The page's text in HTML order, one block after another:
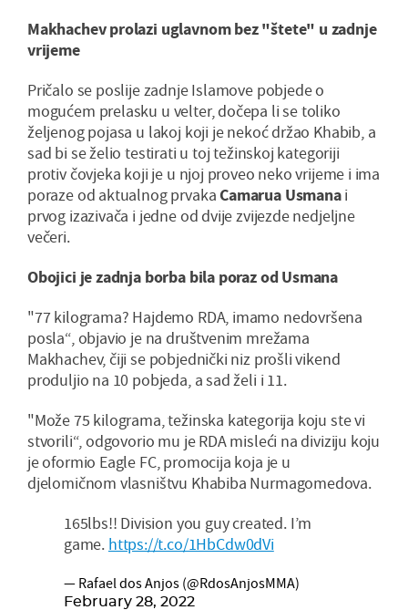
Makhachev prolazi uglavnom bez "štete" u zadnje
vrijeme
Pričalo se poslije zadnje Islamove pobjede o
mogućem prelasku u velter, dočepa li se toliko
željenog pojasa u lakoj koji je nekoć držao Khabib, a
sad bi se želio testirati u toj težinskoj kategoriji
protiv čovjeka koji je u njoj proveo neko vrijeme i ima
poraze od aktualnog prvakaCamarua Usmanai
prvog izazivača i jedne od dvije zvijezde nedjeljne
večeri.
Obojici je zadnja borba bila poraz od Usmana
"77 kilograma? Hajdemo RDA, imamo nedovršena
posla“, objavio je na društvenim mrežama
Makhachev, čiji se pobjednički niz prošli vikend
produljio na 10 pobjeda, a sad želi i 11.
"Može 75 kilograma, težinska kategorija koju ste vi
stvorili“, odgovorio mu je RDA misleći na diviziju koju
je oformio Eagle FC, promocija koja je u
djelomičnom vlasništvu Khabiba Nurmagomedova.
165lbs!! Division you guy created. I’m
game. https://t.co/1HbCdw0dVi
— Rafael dos Anjos (@RdosAnjosMMA)
February 28, 2022